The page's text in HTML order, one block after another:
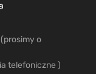
o
telefoniczne )